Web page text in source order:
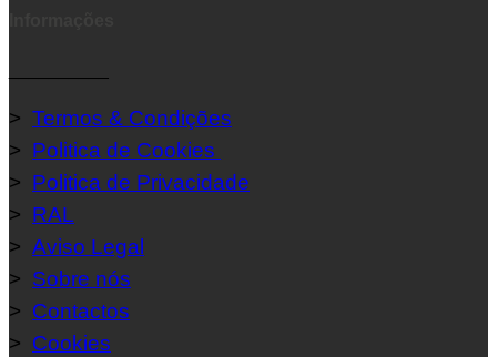
> Termos & Condições
> Politica de Cookies
> Politica de Privacidade
> RAL
> Aviso Legal
> Sobre nós
> Contactos
> Cookies